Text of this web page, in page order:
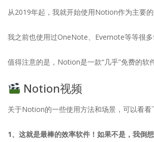
从2019年起，我就开始使用Notion作为主要
我之前也使用过OneNote、 Evernote等等很
值得注意的是，Notion是一款“几乎”免费的软
Notion视频
关于Notion的一些使用方法和场景，可以看
1、这就是最棒的效率软件！如果不是，我倒